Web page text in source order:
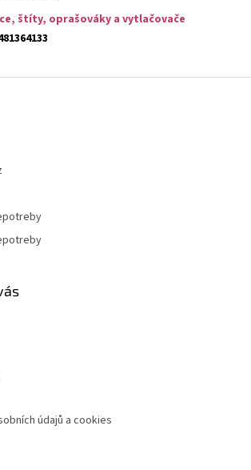
štíty, oprašováky a vytlačovače
údajů a cookies